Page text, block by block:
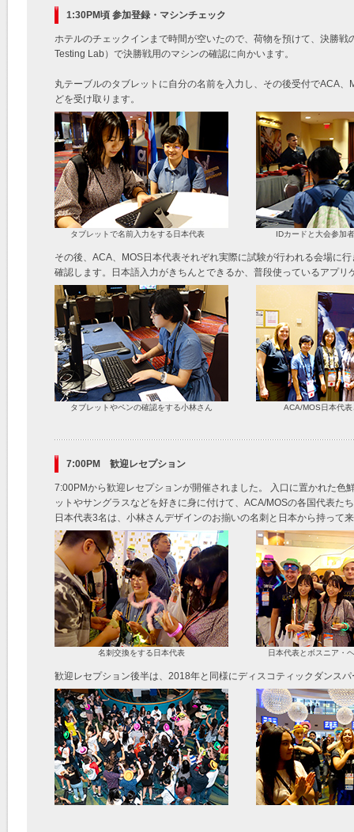
1:30PM頃 参加登録・マシンチェック
ホテルのチェックインまで時間が空いたので、荷物を預けて、決勝
Testing Lab）で決勝戦用のマシンの確認に向かいます。
丸テーブルのタブレットに自分の名前を入力し、その後受付でACA
どを受け取ります。
タブレットで名前入力をする日本代表 IDカードと大会参加
その後、ACA、MOS日本代表それぞれ実際に試験が行われる会場に
確認します。日本語入力がきちんとできるか、普段使っているアプ
タブレットやペンの確認をする小林さん ACA/MOS日本代
7:00PM 歓迎レセプション
7:00PMから歓迎レセプションが開催されました。 入口に置かれた色
ットやサングラスなどを好きに身に付けて、ACA/MOSの各国代表た
日本代表3名は、小林さんデザインのお揃いの名刺と日本から持って
名刺交換をする日本代表 日本代表とボスニア・
歓迎レセプション後半は、2018年と同様にディスコティックダンス